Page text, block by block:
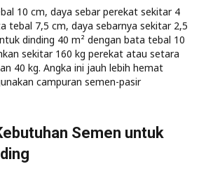
10 cm, daya sebar perekat sekitar 4
tebal 7,5 cm, daya sebarnya sekitar 2,5
dinding 40 m² dengan bata tebal 10
sekitar 160 kg perekat atau setara
40 kg. Angka ini jauh lebih hemat
campuran semen-pasir
Semen untuk